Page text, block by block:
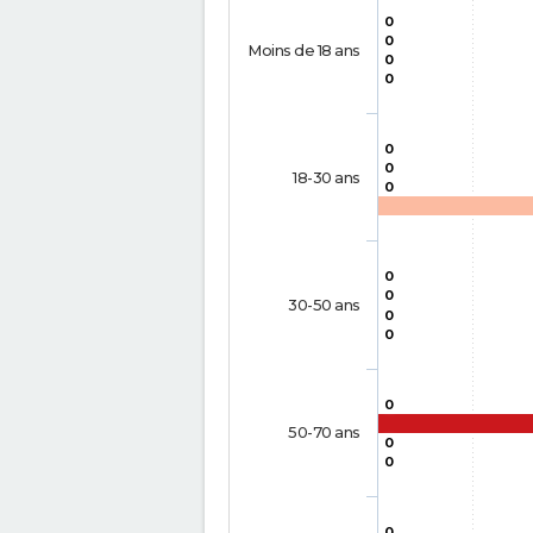
0
0
0
0
0
0
0
0
0
0
0
0
0
0
Moins de 18 ans
18-30 ans
30-50 ans
50-70 ans